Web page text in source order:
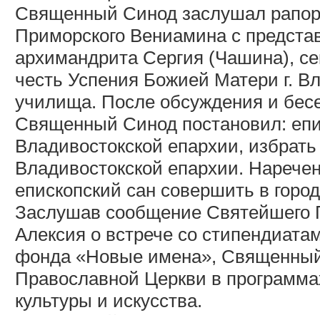
Священный Синод заслушал
Приморского Вениамина с
архимандрита Сергия (Чашина),
честь Успения Божией Матери г.
училища. После обсуждения и
Священный Синод постановил:
Владивостокской епархии,
Владивостокской епархии.
епископский сан совершить в
Заслушав сообщение Святейшего
Алексия о встрече со
фонда «Новые имена»,
Православной Церкви в
культуры и искусства.